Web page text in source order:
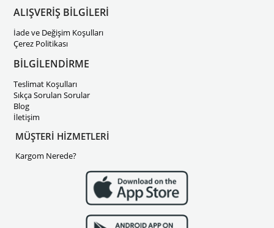
ALIŞVERİŞ BİLGİLERİ
İade ve Değişim Koşulları
Çerez Politikası
BİLGİLENDİRME
Teslimat Koşulları
Sıkça Sorulan Sorular
Blog
İletişim
MÜŞTERİ HİZMETLERİ
Kargom Nerede?